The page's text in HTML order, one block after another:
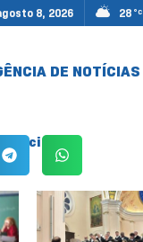
8, 2026 28 °C
DE NOTÍCIAS